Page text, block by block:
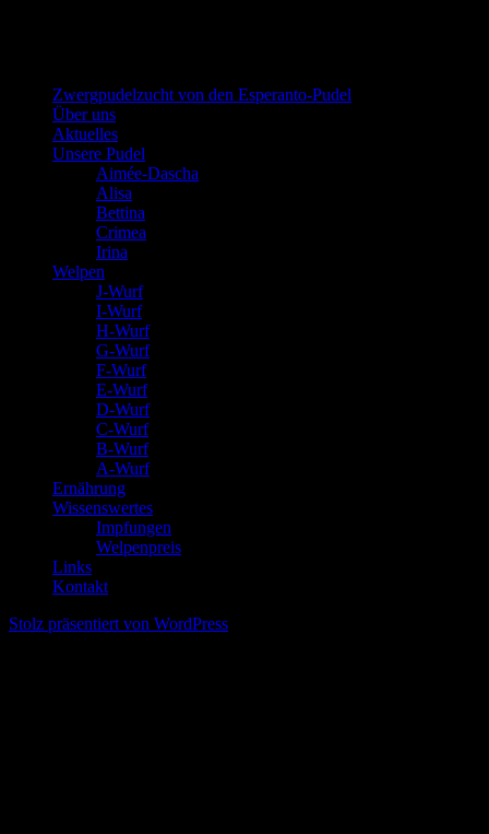
Zwergpudelzucht von den Esperanto-Pudel
Über uns
Aktuelles
Unsere Pudel
Aimée-Dascha
Alisa
Bettina
Crimea
Irina
Welpen
J-Wurf
I-Wurf
H-Wurf
G-Wurf
F-Wurf
E-Wurf
D-Wurf
C-Wurf
B-Wurf
A-Wurf
Ernährung
Wissenswertes
Impfungen
Welpenpreis
Links
Kontakt
Stolz präsentiert von WordPress